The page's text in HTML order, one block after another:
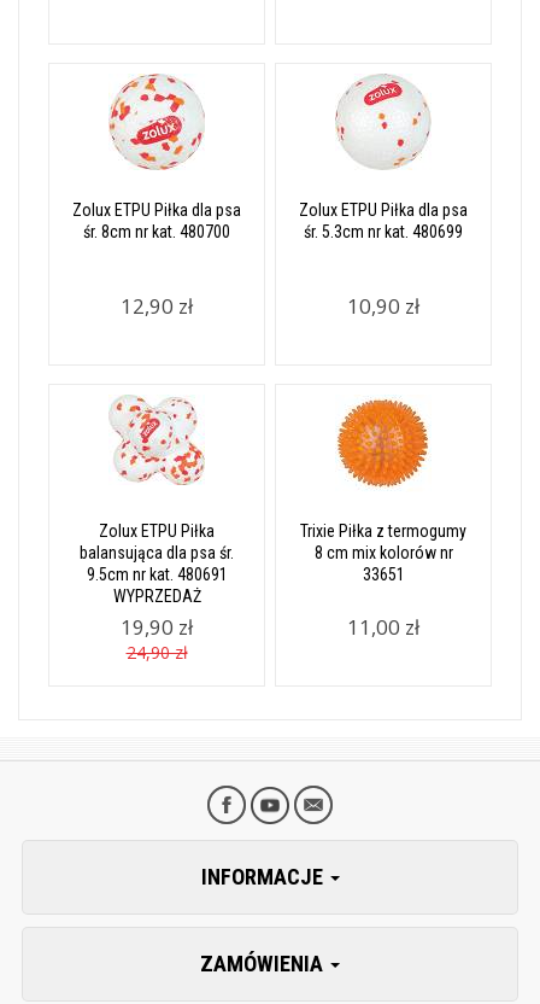
Zolux ETPU Piłka dla psa
śr. 8cm nr kat. 480700
12,90 zł
Zolux ETPU Piłka dla psa
śr. 5.3cm nr kat. 480699
10,90 zł
Zolux ETPU Piłka
balansująca dla psa śr.
9.5cm nr kat. 480691
WYPRZEDAŻ
19,90 zł
24,90 zł
Trixie Piłka z termogumy
8 cm mix kolorów nr
33651
11,00 zł
INFORMACJE
ZAMÓWIENIA